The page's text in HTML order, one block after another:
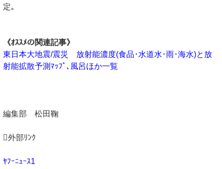
定｡
《ｵｽｽﾒの関連記事》
東日本大地震/震災 放射能濃度(食品･水道水･雨･海水)と放
射能拡散予測ﾏｯﾌﾟ､風呂ほか一覧
編集部 松田鞠
外部ﾘﾝｸ
ﾔﾌｰﾆｭｰｽ1